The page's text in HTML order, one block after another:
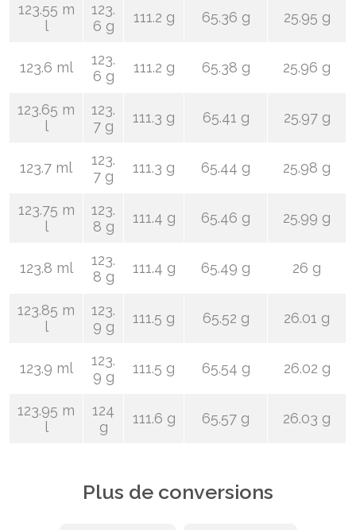
123.55 m
l
123.
6 g
111.2 g 65.36 g 25.95 g
123.6 ml
123.
6 g
111.2 g 65.38 g 25.96 g
123.65 m
l
123.
7 g
111.3 g 65.41 g 25.97 g
123.7 ml
123.
7 g
111.3 g 65.44 g 25.98 g
123.75 m
l
123.
8 g
111.4 g 65.46 g 25.99 g
123.8 ml
123.
8 g
111.4 g 65.49 g 26 g
123.85 m
l
123.
9 g
111.5 g 65.52 g 26.01 g
123.9 ml
123.
9 g
111.5 g 65.54 g 26.02 g
123.95 m
l
124
g
111.6 g 65.57 g 26.03 g
Plus de conversions